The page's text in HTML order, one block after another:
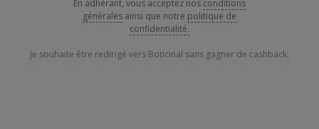
En adhérant, vous acceptez nos conditions
générales ainsi que notre politique de
confidentialité.
Je souhaite être redirigé vers Boticinal sans gagner de cashback.